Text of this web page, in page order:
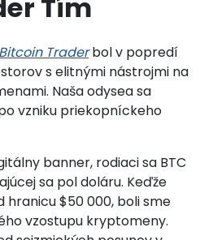
Tím
Bitcoin Traderbol v popredí
s elitnými nástrojmi na
Naša odysea sa
vzniku priekopníckeho
banner, rodiaci sa BTC
sa pol doláru. Keďže
hranicu $50 000, boli sme
vzostupu kryptomeny.